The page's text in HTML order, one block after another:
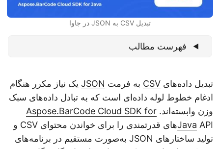
تبدیل CSV به JSON در جاوا
فهرست مطالب
تبدیل داده‌هایCSVبه فرمتJSONیک نیاز مکرر هنگام
ادغام خطوط لوله داده‌ای است که به تبادل داده‌های سبک
وزن وابسته‌اند.Aspose.BarCode Cloud SDK for
Java
APIهای قدرتمندی را برای خواندن محتوای CSV و
تولید ساختارهای JSON به‌صورت مستقیم در برنامه‌های